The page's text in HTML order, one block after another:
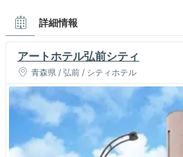
詳細情報
アートホテル弘前シティ
青森県 / 弘前 / シティホテル